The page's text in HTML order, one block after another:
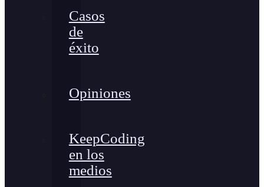
Casos
de
éxito
Opiniones
KeepCoding
en los
medios